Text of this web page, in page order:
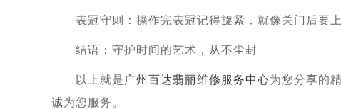
表冠守则：操作完表冠记得旋紧，就像关门后要上
结语：守护时间的艺术，从不尘封
以上就是 广州百达翡丽维修服务中心为您分享的
诚为您服务。